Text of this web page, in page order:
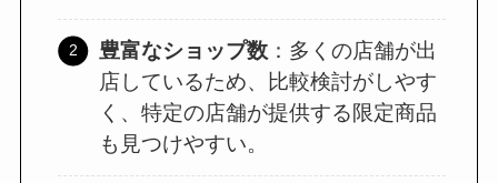
豊富なショップ数 ：多くの店舗が出
店しているため、比較検討がしやす
く、特定の店舗が提供する限定商品
も見つけやすい。